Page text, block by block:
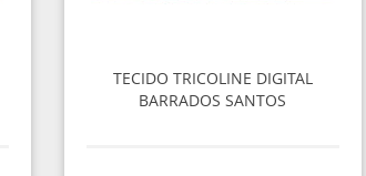
TECIDO TRICOLINE DIGITAL
BARRADOS SANTOS